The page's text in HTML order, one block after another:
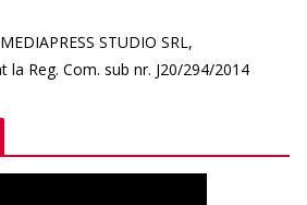
STUDIO SRL,
la Reg. Com. sub nr. J20/294/2014